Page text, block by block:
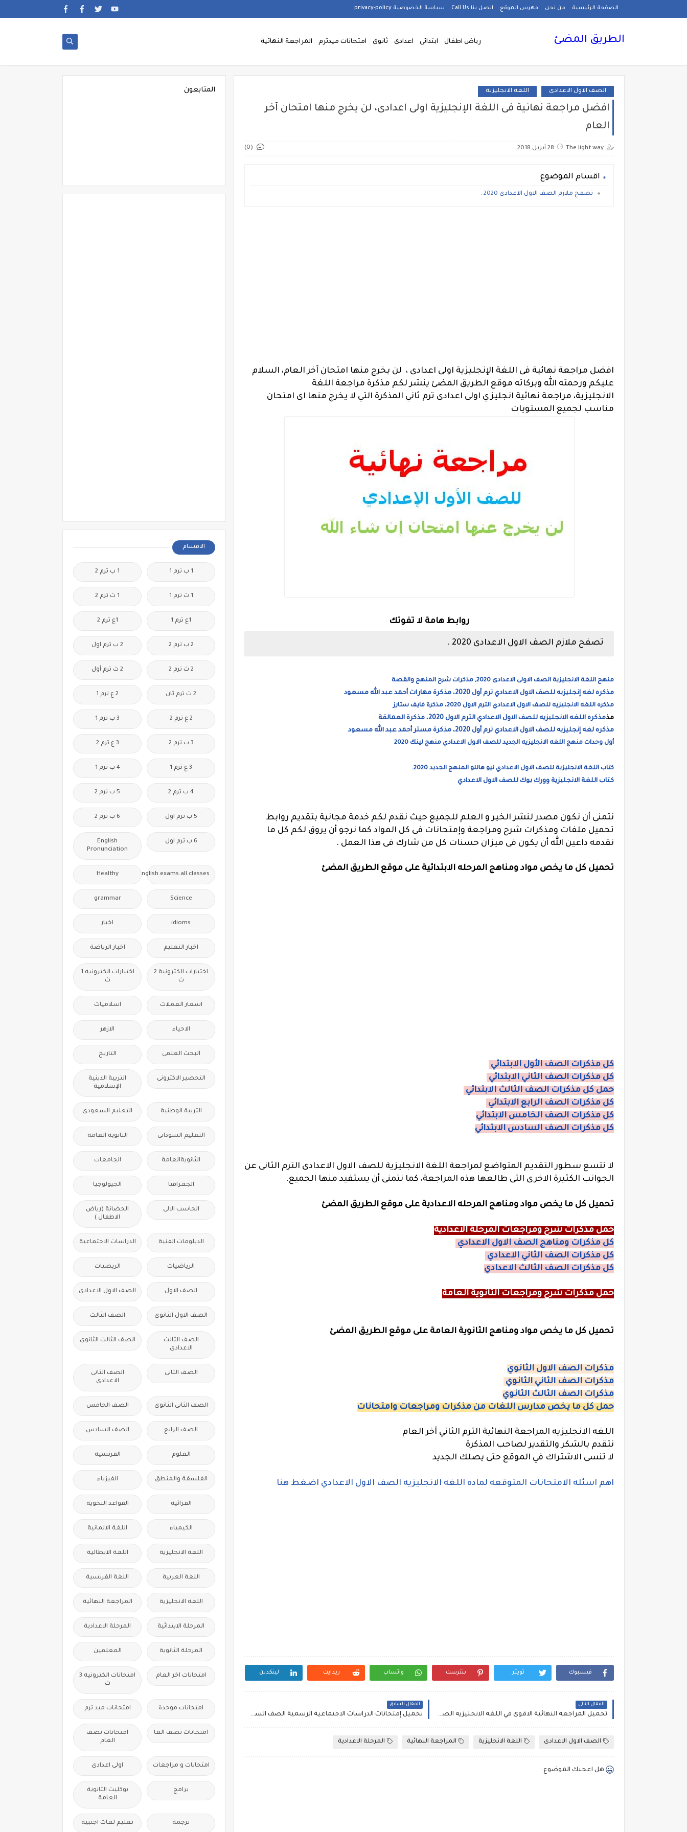
الصفحة الرئيسية من نحن فهرس الموقع اتصل بنا Call Us سياسة الخصوصية privacy-policy
الطريق المضئ رياض اطفال ابتدائى اعدادى ثانوى امتحانات ميدترم المراجعة النهائية
الصف الاول الاعدادى اللغة الانجليزية
افضل مراجعة نهائية فى اللغة الإنجليزية اولى اعدادى، لن يخرج منها امتحان آخر
العام
The light way 28 أبريل 2018 (0)
اقسام الموضوع
تصفح ملازم الصف الاول الاعدادى 2020 .
افضل مراجعة نهائية فى اللغة الإنجليزية اولى اعدادى ، لن يخرج منها امتحان آخر العام، السلام
عليكم ورحمته الله وبركاته موقع الطريق المضئ ينشر لكم مذكرة مراجعة اللغة
الانجليزية، مراجعة نهائية انجليزي اولى اعدادى ترم ثاني المذكرة التي لا يخرج منها اى امتحان
مناسب لجميع المستويات
روابط هامة لا تفوتك
تصفح ملازم الصف الاول الاعدادى 2020 .
منهج اللغة الانجليزية الصف الاولى الاعدادى 2020, مذكرات شرح المنهج والقصة
مذكره لغه إنجليزيه للصف الاول الاعدادي ترم أول 2020، مذكرة مهارات أحمد عبد الله مسعود
مذكره اللغه الانجليزيه للصف الاول الاعدادي الترم الاول 2020، مذكرة فايف ستارز
مذمذكره اللغه الانجليزيه للصف الاول الاعدادي الترم الاول 2020، مذكرة العمالقة
مذكره لغه إنجليزيه للصف الاول الاعدادي ترم أول 2020، مذكرة مستر أحمد عبد الله مسعود
أول وحدات منهج اللغه الانجليزيه الجديد للصف الاول الاعدادي منهج لينك 2020
كتاب اللغة الانجليزية للصف الاول الاعدادي نيو هاللو المنهج الجديد 2020.
كتاب اللغة الانجليزية وورك بوك للصف الاول الاعدادي
نتمنى أن نكون مصدر لنشر الخير و العلم للجميع حيث نقدم لكم خدمة مجانية بتقديم روابط
تحميل ملفات ومذكرات شرح ومراجعة وإمتحانات فى كل المواد كما نرجو أن يروق لكم كل ما
نقدمه داعين الله أن يكون فى ميزان حسنات كل من شارك فى هذا العمل .
تحميل كل ما يخص مواد ومناهج المرحله الابتدائية على موقع الطريق المضئ
كل مذكرات الصف الأول الابتدائي
كل مذكرات الصف الثاني الابتدائي
حمل كل مذكرات الصف الثالث الابتدائي
كل مذكرات الصف الرابع الابتدائي
كل مذكرات الصف الخامس الابتدائي
كل مذكرات الصف السادس الابتدائي
لا تتسع سطور التقديم المتواضع لمراجعة اللغة الانجليزية للصف الاول الاعدادى الترم الثانى عن
الجوانب الكثيرة الاخرى التى طالعها هذه المراجعة، كما نتمنى أن يستفيد منها الجميع.
تحميل كل ما يخص مواد ومناهج المرحله الاعدادية على موقع الطريق المضئ
حمل مذكرات شرح ومراجعات المرحلة الاعدادية
كل مذكرات ومناهج الصف الاول الاعدادي
كل مذكرات الصف الثاني الاعدادي
كل مذكرات الصف الثالث الاعدادي
حمل مذكرات شرح ومراجعات الثانوية العامة
تحميل كل ما يخص مواد ومناهج الثانوية العامة على موقع الطريق المضئ
مذكرات الصف الاول الثانوي
مذكرات الصف الثاني الثانوي
مذكرات الصف الثالث الثانوي
حمل كل ما يخص مدارس اللغات من مذكرات ومراجعات وامتحانات
اللغه الانجليزيه المراجعة النهائية الترم الثاني آخر العام
نتقدم بالشكر والتقدير لصاحب المذكرة
لا تنسى الاشتراك في الموقع حتى يصلك الجديد
اهم اسئله الامتحانات المتوقعه لماده اللغه الانجليزيه الصف الاول الاعدادي اضغط هنا
فيسبوك تويتر بنترست واتساب ريدايت لينكدين
المقال التالي
تحميل المراجعة النهائية الاقوى في اللغه الانجليزيه الصف الثاني الاعدادي ترم ثان مستر محمود عشرى
المقال السابق
تحميل إمتحانات الدراسات الاجتماعية الرسمية الصف السادس الابتدائي الترم الثاني من جميع محافظات مصر
الصف الاول الاعدادى اللغة الانجليزية المراجعة النهائية المرحلة الاعدادية
هل اعجبك الموضوع :
المتابعون
الاقسام
1 ب ترم 1 1 ب ترم 2
1 ث ترم 1 1 ث ترم 2
1ع ترم 1 1ع ترم 2
2 ب ترم 2 2 ب ترم اول
2 ث ترم 2 2 ث ترم أول
2 ث ترم ثان 2 ع ترم 1
2 ع ترم 2 3 ب ترم 1
3 ب ترم 2 3 ع ترم 2
3 ع ترم 1 4 ب ترم 1
4 ب ترم 2 5 ب ترم 2
5 ب ترم اول 6 ب ترم 2
6 ب ترم اول
English
Pronunciation
Free.English.exams.all.classes
Healthy
Science
grammar
idioms اخبار
اخبار التعليم اخبار الرياضة
اختبارات الكترونية 2
ث
اختبارات الكترونيه 1
ث
اسعار العملات اسلاميات
الاحياء الازهر
البحث العلمى التاريخ
التحضير الاكترونى
التربية الدينية
الإسلامية
التربية الوطنية التعليم السعودى
التعليم السودانى الثانوية العامة
الثانويةالعامة الجامعات
الجغرافيا الجيولوجيا
الحاسب الالى
الحضانة (رياض
الاطفال )
الدبلومات الفنية الدراسات الاجتماعية
الرياضيات الريضيات
الصف الاول الصف الاول الاعدادى
الصف الاول الثانوى الصف الثالث
الصف الثالث
الاعدادى
الصف الثالث الثانوى
الصف الثانى
الصف الثانى
الاعدادى
الصف الثانى الثانوى الصف الخامس
الصف الرابع الصف السادس
العلوم الفرنسيه
الفلسفة والمنطق الفيزياء
القرائية القواعد النحوية
الكيمياء اللغة الالمانية
اللغة الانجليزية اللغة الايطالية
اللغة العربية اللغة الفرنسية
اللغه الانجليزية المراجعة النهائية
المرحلة الابتدائية المرحلة الاعدادية
المرحلة الثانوية المعلمين
امتحانات اخر العام
امتحانات الكترونيه 3
ث
امتحانات موحدة امتحانات ميد ترم
امتحانات نصف العا
امتحانات نصف
العام
امتحانات و مراجعات اولى اعدادى
برامج
بوكليت الثانوية
العامة
ترجمة تعليم لغات اجنبية